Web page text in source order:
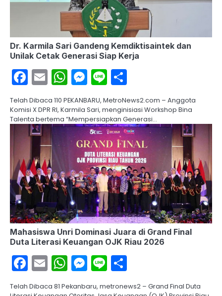
Dr. Karmila Sari Gandeng Kemdiktisaintek dan
Unilak Cetak Generasi Siap Kerja
Facebook
EmailWhatsApp
Messenger
Line
Telah Dibaca 110 PEKANBARU, MetroNews2.com – Anggota
Komisi X DPR RI, Karmila Sari, menginisiasi Workshop Bina
Talenta bertema “Mempersiapkan Generasi…
Mahasiswa Unri Dominasi Juara di Grand Final
Duta Literasi Keuangan OJK Riau 2026
Facebook
EmailWhatsApp
Messenger
Line
Telah Dibaca 81 Pekanbaru, metronews2 – Grand Final Duta